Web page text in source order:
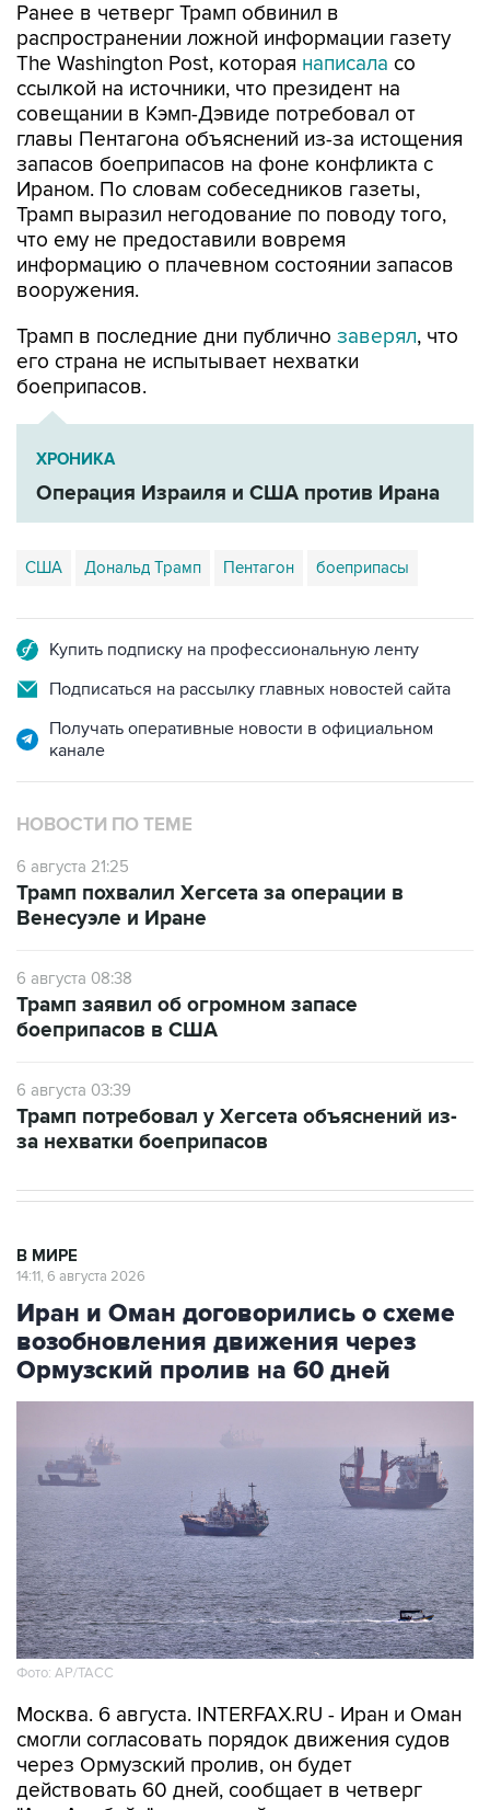
Ранее в четверг Трамп обвинил в
распространении ложной информации газету
The Washington Post, которая написала со
ссылкой на источники, что президент на
совещании в Кэмп-Дэвиде потребовал от
главы Пентагона объяснений из-за истощения
запасов боеприпасов на фоне конфликта с
Ираном. По словам собеседников газеты,
Трамп выразил негодование по поводу того,
что ему не предоставили вовремя
информацию о плачевном состоянии запасов
вооружения.
Трамп в последние дни публично заверял, что
его страна не испытывает нехватки
боеприпасов.
ХРОНИКА
Операция Израиля и США против Ирана
США Дональд Трамп Пентагон боеприпасы
Купить подписку на профессиональную ленту
Подписаться на рассылку главных новостей сайта
Получать оперативные новости в официальном
канале
НОВОСТИ ПО ТЕМЕ
6 августа 21:25
Трамп похвалил Хегсета за операции в
Венесуэле и Иране
6 августа 08:38
Трамп заявил об огромном запасе
боеприпасов в США
6 августа 03:39
Трамп потребовал у Хегсета объяснений из-
за нехватки боеприпасов
В МИРЕ
14:11, 6 августа 2026
Иран и Оман договорились о схеме
возобновления движения через
Ормузский пролив на 60 дней
Фото: AP/ТАСС
Москва. 6 августа. INTERFAX.RU - Иран и Оман
смогли согласовать порядок движения судов
через Ормузский пролив, он будет
действовать 60 дней, сообщает в четверг